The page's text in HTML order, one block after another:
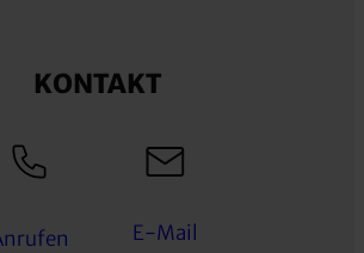
KONTAKT
E-Mail